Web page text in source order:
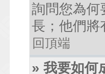
詢問您為何
長；他們將
回頂端
» 我要如何